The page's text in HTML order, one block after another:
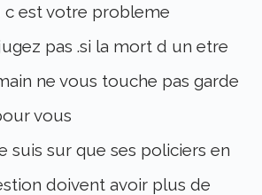
c est votre probleme
pas .si la mort d un etre
ne vous touche pas garde
vous
suis sur que ses policiers en
doivent avoir plus de